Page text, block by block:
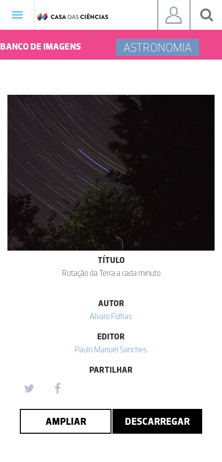
Toggle
BANCO DE IMAGENS ASTRONOMIA
TÍTULO
Rotação da Terra a cada minuto
AUTOR
Alvaro Folhas
EDITOR
Paulo Manuel Sanches
PARTILHAR
AMPLIAR DESCARREGAR